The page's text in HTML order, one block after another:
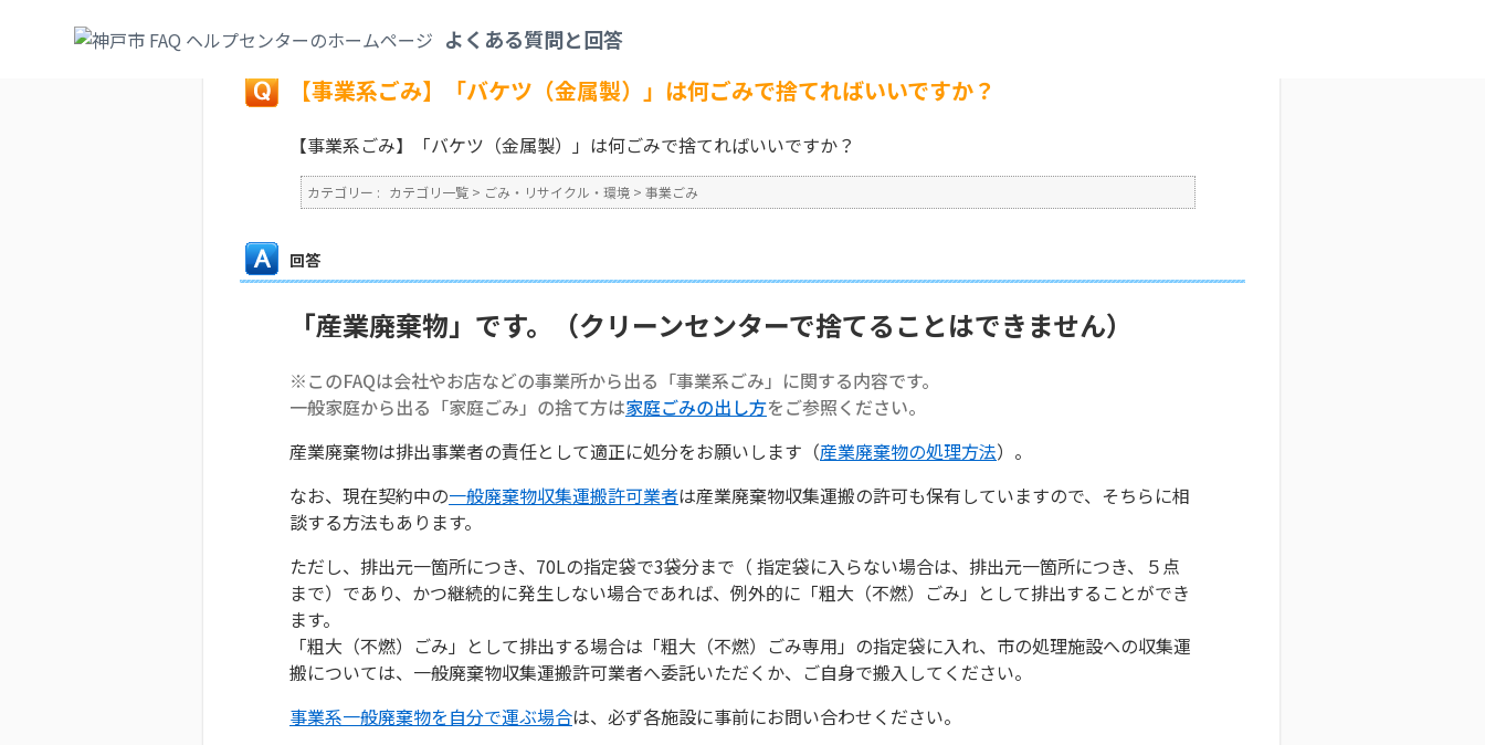
よくある質問と回答
戻る
【事業系ごみ】「バケツ（金属製）」は何ごみで捨てればいいですか？
【事業系ごみ】「バケツ（金属製）」は何ごみで捨てればいいですか？
カテゴリー : カテゴリ一覧 > ごみ・リサイクル・環境 > 事業ごみ
回答
「産業廃棄物」です。（クリーンセンターで捨てることはできません）
※このFAQは会社やお店などの事業所から出る「事業系ごみ」に関する内容です。
一般家庭から出る「家庭ごみ」の捨て方は家庭ごみの出し方をご参照ください。
産業廃棄物は排出事業者の責任として適正に処分をお願いします（産業廃棄物の処理方法）。
なお、現在契約中の一般廃棄物収集運搬許可業者は産業廃棄物収集運搬の許可も保有していますので、そちらに相
談する方法もあります。
ただし、排出元一箇所につき、70Lの指定袋で3袋分まで（ 指定袋に入らない場合は、排出元一箇所につき、５点
まで）であり、かつ継続的に発生しない場合であれば、例外的に「粗大（不燃）ごみ」として排出することができ
ます。
「粗大（不燃）ごみ」として排出する場合は「粗大（不燃）ごみ専用」の指定袋に入れ、市の処理施設への収集運
搬については、一般廃棄物収集運搬許可業者へ委託いただくか、ご自身で搬入してください。
事業系一般廃棄物を自分で運ぶ場合は、必ず各施設に事前にお問い合わせください。